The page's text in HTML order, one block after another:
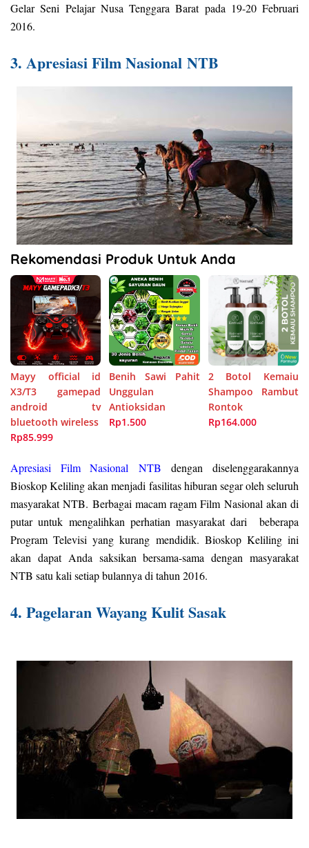
Gelar Seni Pelajar Nusa Tenggara Barat pada 19-20 Februari
2016.
3. Apresiasi Film Nasional NTB
Rekomendasi Produk Untuk Anda
Mayy official id
X3/T3 gamepad
android tv
bluetooth wireless
Rp85.999
Benih Sawi Pahit
Unggulan
Antioksidan
Rp1.500
2 Botol Kemaiu
Shampoo Rambut
Rontok
Rp164.000
Apresiasi Film Nasional NTB dengan diselenggarakannya
Bioskop Keliling akan menjadi fasilitas hiburan segar oleh seluruh
masyarakat NTB. Berbagai macam ragam Film Nasional akan di
putar untuk mengalihkan perhatian masyarakat dari beberapa
Program Televisi yang kurang mendidik. Bioskop Keliling ini
akan dapat Anda saksikan bersama-sama dengan masyarakat
NTB satu kali setiap bulannya di tahun 2016.
4. Pagelaran Wayang Kulit Sasak